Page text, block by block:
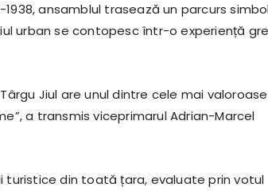
ansamblul trasează un parcurs
urban se contopesc într-o experiență
Jiul are unul dintre cele mai valoroase
a transmis viceprimarul Adrian-Marcel
turistice din toată țara, evaluate prin votul